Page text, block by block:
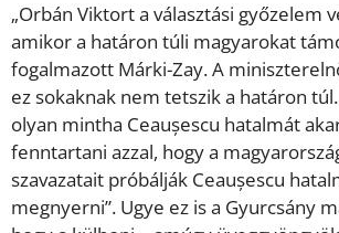
„Orbán Viktort a választási győzelem
amikor a határon túli magyarokat
fogalmazott Márki-Zay. A
ez sokaknak nem tetszik a határon
olyan mintha Ceaușescu hatalmát
fenntartani azzal, hogy a
szavazatait próbálják Ceaușescu
megnyerni”. Ugye ez is a Gyurcsány